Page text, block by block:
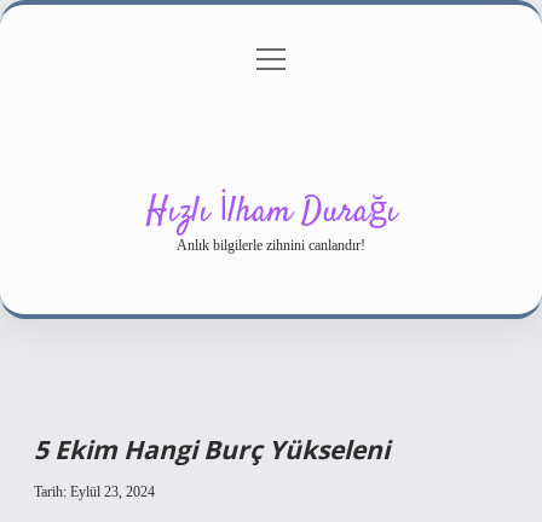
Gizlilik Politikası
menüyü
Hızlı İlham Durağı
Anlık bilgilerle zihnini canlandır!
5 Ekim Hangi Burç Yükseleni
Tarih: Eylül 23, 2024